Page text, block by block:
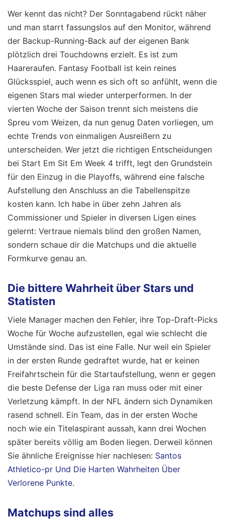
Wer kennt das nicht? Der Sonntagabend rückt näher
und man starrt fassungslos auf den Monitor, während
der Backup-Running-Back auf der eigenen Bank
plötzlich drei Touchdowns erzielt. Es ist zum
Haareraufen. Fantasy Football ist kein reines
Glücksspiel, auch wenn es sich oft so anfühlt, wenn die
eigenen Stars mal wieder unterperformen. In der
vierten Woche der Saison trennt sich meistens die
Spreu vom Weizen, da nun genug Daten vorliegen, um
echte Trends von einmaligen Ausreißern zu
unterscheiden. Wer jetzt die richtigen Entscheidungen
bei Start Em Sit Em Week 4 trifft, legt den Grundstein
für den Einzug in die Playoffs, während eine falsche
Aufstellung den Anschluss an die Tabellenspitze
kosten kann. Ich habe in über zehn Jahren als
Commissioner und Spieler in diversen Ligen eines
gelernt: Vertraue niemals blind den großen Namen,
sondern schaue dir die Matchups und die aktuelle
Formkurve genau an.
Die bittere Wahrheit über Stars und
Statisten
Viele Manager machen den Fehler, ihre Top-Draft-Picks
Woche für Woche aufzustellen, egal wie schlecht die
Umstände sind. Das ist eine Falle. Nur weil ein Spieler
in der ersten Runde gedraftet wurde, hat er keinen
Freifahrtschein für die Startaufstellung, wenn er gegen
die beste Defense der Liga ran muss oder mit einer
Verletzung kämpft. In der NFL ändern sich Dynamiken
rasend schnell. Ein Team, das in der ersten Woche
noch wie ein Titelaspirant aussah, kann drei Wochen
später bereits völlig am Boden liegen. Derweil können
Sie ähnliche Ereignisse hier nachlesen: Santos
Athletico-pr Und Die Harten Wahrheiten Über
Verlorene Punkte.
Matchups sind alles